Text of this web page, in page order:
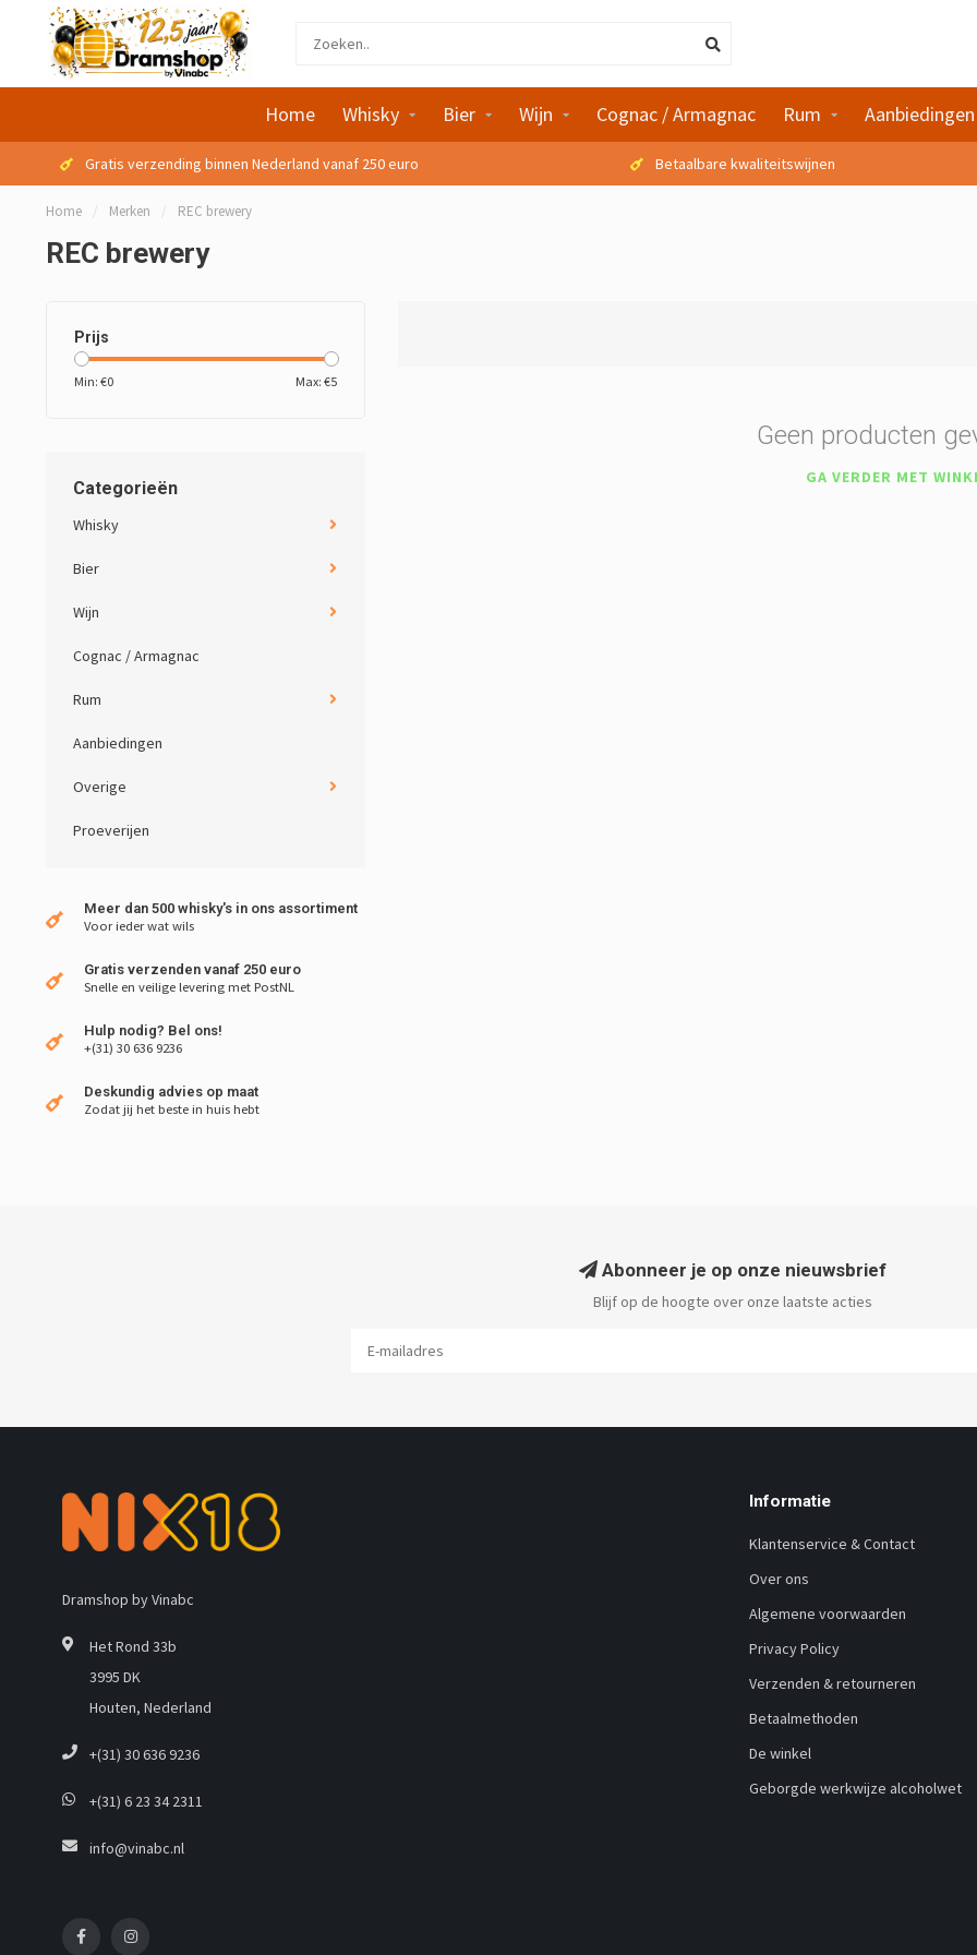
Home Whisky Bier Wijn Cognac / Armagnac Rum Aanbiedingen
Gratis verzending binnen Nederland vanaf 250 euro Betaalbare kwaliteitswijnen
Home / Merken / REC brewery
REC brewery
Prijs
Min: €0 Max: €5
Categorieën
Whisky
Bier
Wijn
Cognac / Armagnac
Rum
Aanbiedingen
Overige
Proeverijen
Meer dan 500 whisky's in ons assortiment
Voor ieder wat wils
Gratis verzenden vanaf 250 euro
Snelle en veilige levering met PostNL
Hulp nodig? Bel ons!
+(31) 30 636 9236
Deskundig advies op maat
Zodat jij het beste in huis hebt
Geen producten
GA VERDER MET
Abonneer je op onze nieuwsbrief
Blijf op de hoogte over onze laatste acties
Dramshop by Vinabc
Het Rond 33b
3995 DK
Houten, Nederland
+(31) 30 636 9236
+(31) 6 23 34 2311
info@vinabc.nl
Informatie
Klantenservice & Contact
Over ons
Algemene voorwaarden
Privacy Policy
Verzenden & retourneren
Betaalmethoden
De winkel
Geborgde werkwijze alcoholwet